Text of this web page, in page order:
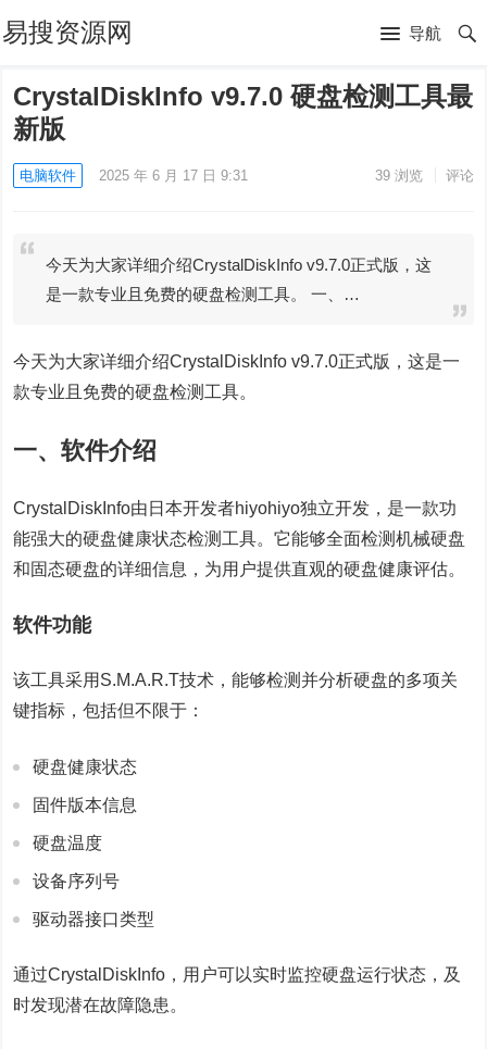
易搜资源网 导航
CrystalDiskInfo v9.7.0 硬盘检测工具最
新版
电脑软件 2025 年 6 月 17 日 9:31 39浏览 评论
今天为大家详细介绍CrystalDiskInfo v9.7.0正式版，这
是一款专业且免费的硬盘检测工具。 一、…
今天为大家详细介绍CrystalDiskInfo v9.7.0正式版，这是一
款专业且免费的硬盘检测工具。
一、软件介绍
CrystalDiskInfo由日本开发者hiyohiyo独立开发，是一款功
能强大的硬盘健康状态检测工具。它能够全面检测机械硬盘
和固态硬盘的详细信息，为用户提供直观的硬盘健康评估。
软件功能
该工具采用S.M.A.R.T技术，能够检测并分析硬盘的多项关
键指标，包括但不限于：
硬盘健康状态
固件版本信息
硬盘温度
设备序列号
驱动器接口类型
通过CrystalDiskInfo，用户可以实时监控硬盘运行状态，及
时发现潜在故障隐患。